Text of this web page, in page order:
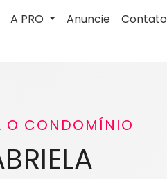
A PRO Anuncie Contato
O CONDOMÍNIO